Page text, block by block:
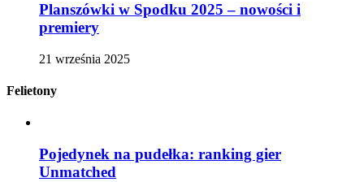
Planszówki w Spodku 2025 – nowości i
premiery
21 września 2025
Felietony
Pojedynek na pudełka: ranking gier
Unmatched